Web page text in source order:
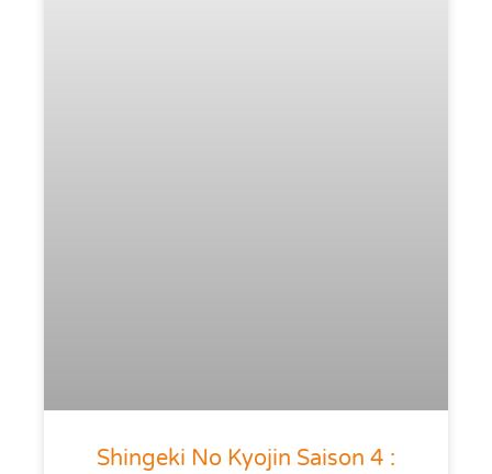
Shingeki No Kyojin Saison 4 :